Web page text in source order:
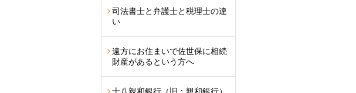
司法書士と弁護士と税理士の違
い
遠方にお住まいで佐世保に相続
財産があるという方へ